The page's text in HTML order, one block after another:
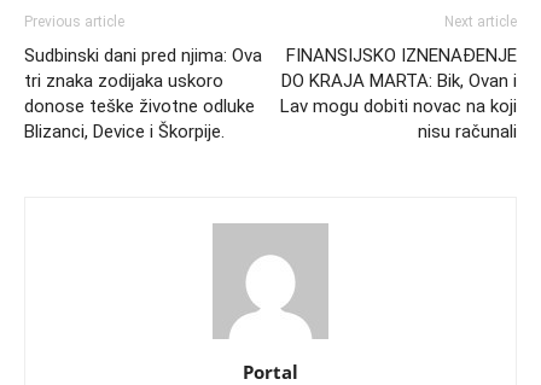
Previous article
Sudbinski dani pred njima: Ova
tri znaka zodijaka uskoro
donose teške životne odluke
Blizanci, Device i Škorpije.
Next article
FINANSIJSKO IZNENAĐENJE
DO KRAJA MARTA: Bik, Ovan i
Lav mogu dobiti novac na koji
nisu računali
Portal